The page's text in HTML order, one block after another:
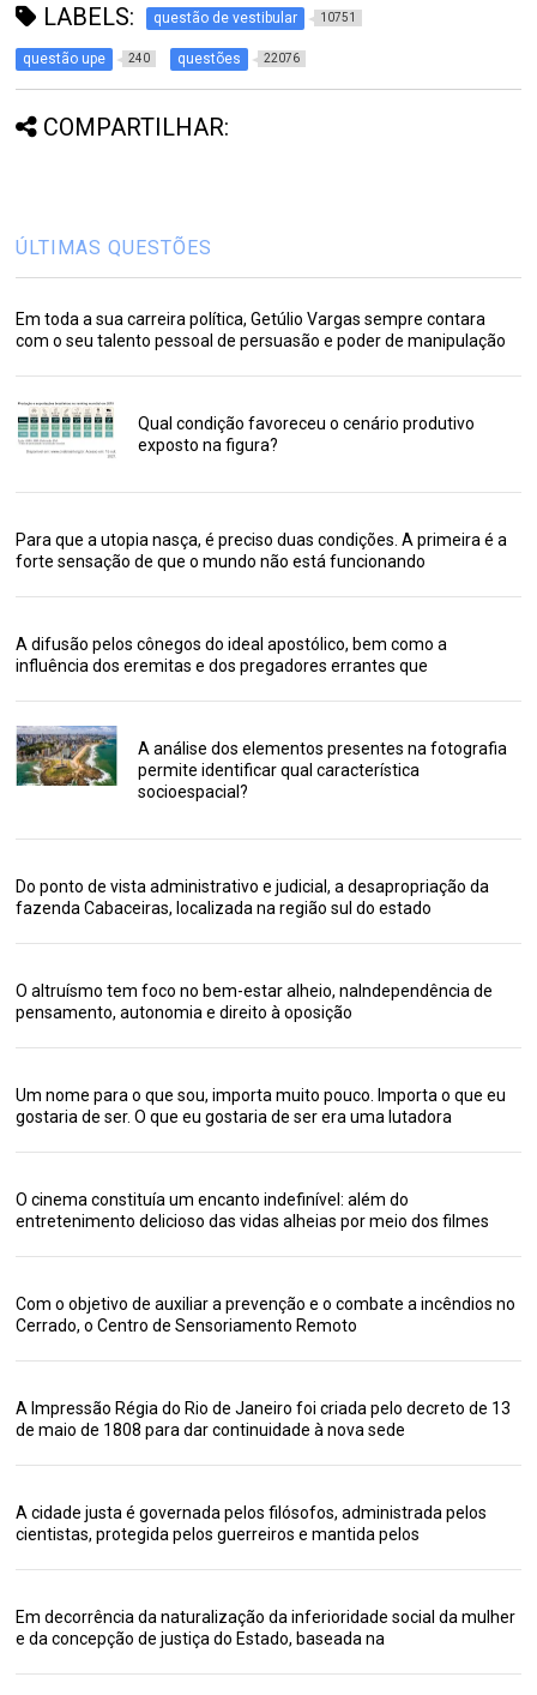
LABELS: questão de vestibular 10751
questão upe 240 questões 22076
COMPARTILHAR:
ÚLTIMAS QUESTÕES
Em toda a sua carreira política, Getúlio Vargas sempre contara
com o seu talento pessoal de persuasão e poder de manipulação
Qual condição favoreceu o cenário produtivo
exposto na figura?
Para que a utopia nasça, é preciso duas condições. A primeira é a
forte sensação de que o mundo não está funcionando
A difusão pelos cônegos do ideal apostólico, bem como a
influência dos eremitas e dos pregadores errantes que
A análise dos elementos presentes na fotografia
permite identificar qual característica
socioespacial?
Do ponto de vista administrativo e judicial, a desapropriação da
fazenda Cabaceiras, localizada na região sul do estado
O altruísmo tem foco no bem-estar alheio, naIndependência de
pensamento, autonomia e direito à oposição
Um nome para o que sou, importa muito pouco. Importa o que eu
gostaria de ser. O que eu gostaria de ser era uma lutadora
O cinema constituía um encanto indefinível: além do
entretenimento delicioso das vidas alheias por meio dos filmes
Com o objetivo de auxiliar a prevenção e o combate a incêndios no
Cerrado, o Centro de Sensoriamento Remoto
A Impressão Régia do Rio de Janeiro foi criada pelo decreto de 13
de maio de 1808 para dar continuidade à nova sede
A cidade justa é governada pelos filósofos, administrada pelos
cientistas, protegida pelos guerreiros e mantida pelos
Em decorrência da naturalização da inferioridade social da mulher
e da concepção de justiça do Estado, baseada na